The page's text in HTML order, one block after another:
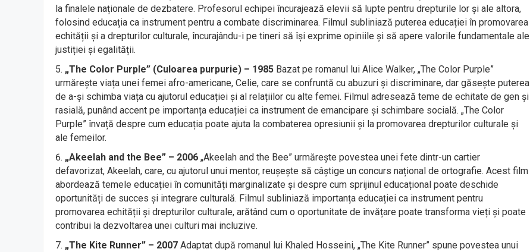
la finalele naționale de dezbatere. Profesorul echipei încurajează elevii să lupte pentru drepturile lor și ale altora,
folosind educația ca instrument pentru a combate discriminarea. Filmul subliniază puterea educației în promovarea
echității și a drepturilor culturale, încurajându-i pe tineri să își exprime opiniile și să apere valorile fundamentale ale
justiției și egalității.
„The Color Purple” (Culoarea purpurie) – 1985 Bazat pe romanul lui Alice Walker, „The Color Purple”
urmărește viața unei femei afro-americane, Celie, care se confruntă cu abuzuri și discriminare, dar găsește puterea
de a-și schimba viața cu ajutorul educației și al relațiilor cu alte femei. Filmul adresează teme de echitate de gen și
rasială, punând accent pe importanța educației ca instrument de emancipare și schimbare socială. „The Color
Purple” învață despre cum educația poate ajuta la combaterea opresiunii și la promovarea drepturilor culturale și
ale femeilor.
„Akeelah and the Bee” – 2006 „Akeelah and the Bee” urmărește povestea unei fete dintr-un cartier
defavorizat, Akeelah, care, cu ajutorul unui mentor, reușește să câștige un concurs național de ortografie. Acest film
abordează temele educației în comunități marginalizate și despre cum sprijinul educațional poate deschide
oportunități de succes și integrare culturală. Filmul subliniază importanța educației ca instrument pentru
promovarea echității și drepturilor culturale, arătând cum o oportunitate de învățare poate transforma vieți și poate
contribui la dezvoltarea unei culturi mai incluzive.
„The Kite Runner” – 2007 Adaptat după romanul lui Khaled Hosseini, „The Kite Runner” spune povestea unui